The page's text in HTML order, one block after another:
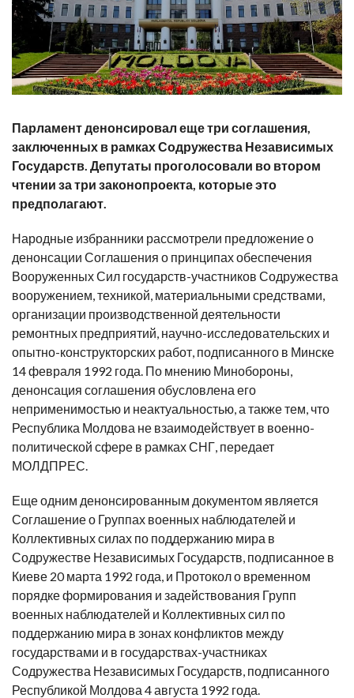
Парламент денонсировал еще три соглашения,
заключенных в рамках Содружества Независимых
Государств. Депутаты проголосовали во втором
чтении за три законопроекта, которые это
предполагают.
Народные избранники рассмотрели предложение о
денонсации Соглашения о принципах обеспечения
Вооруженных Сил государств-участников Содружества
вооружением, техникой, материальными средствами,
организации производственной деятельности
ремонтных предприятий, научно-исследовательских и
опытно-конструкторских работ, подписанного в Минске
14 февраля 1992 года. По мнению Минобороны,
денонсация соглашения обусловлена его
неприменимостью и неактуальностью, а также тем, что
Республика Молдова не взаимодействует в военно-
политической сфере в рамках СНГ, передает
МОЛДПРЕС.
Еще одним денонсированным документом является
Соглашение о Группах военных наблюдателей и
Коллективных силах по поддержанию мира в
Содружестве Независимых Государств, подписанное в
Киеве 20 марта 1992 года, и Протокол о временном
порядке формирования и задействования Групп
военных наблюдателей и Коллективных сил по
поддержанию мира в зонах конфликтов между
государствами и в государствах-участниках
Содружества Независимых Государств, подписанного
Республикой Молдова 4 августа 1992 года.